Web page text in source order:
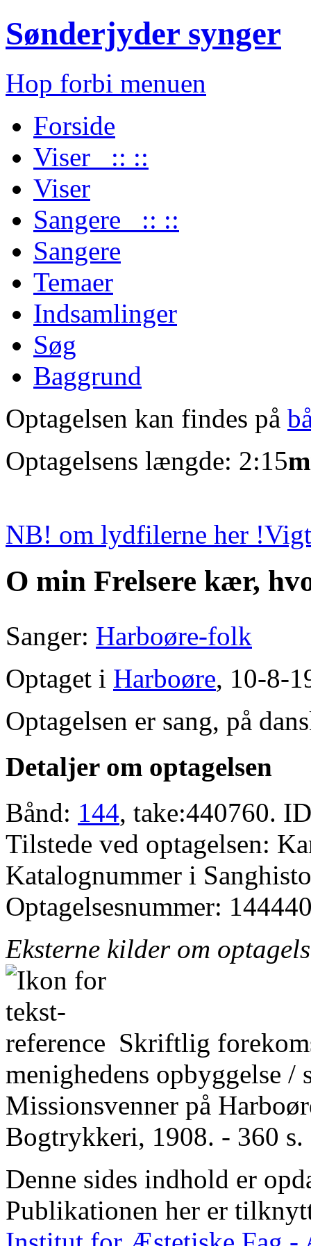
Sønderjyder synger
Hop forbi menuen
Forside
Viser :: ::
Viser
Sangere :: ::
Sangere
Temaer
Indsamlinger
Søg
Baggrund
Optagelsen kan findes på
Optagelsens længde: 2:15
NB! om lydfilerne her !
O min Frelsere kær,
Sanger: Harboøre-folk
Optaget i Harboøre, 10-8-
Optagelsen er sang, på
Detaljer om optagelsen
Bånd: 144, take:440760.
Tilstede ved optagelsen:
Katalognummer i
Optagelsesnummer:
Eksterne kilder om
Skriftlig
menighedens opbyggelse /
Missionsvenner på
Bogtrykkeri, 1908. - 360 s.
Denne sides indhold er
Publikationen her er